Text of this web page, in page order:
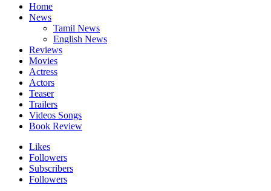
Home
News
Tamil News
English News
Reviews
Movies
Actress
Actors
Teaser
Trailers
Videos Songs
Book Review
Likes
Followers
Subscribers
Followers